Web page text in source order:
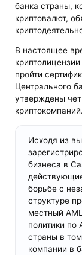
банка страны,
криптовалют,
В настоящее
пройти
Центрального
утверждены
криптокомпаний.
Исходя из
бизнеса в
борьбе с
структуре
местный
политики по
страны в
компании в